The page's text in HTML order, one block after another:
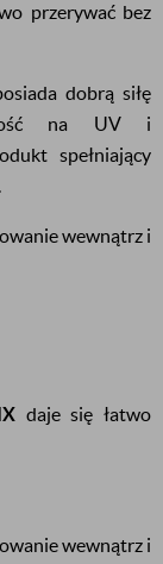
przerywać bez
dobrą siłę
na UV i
spełniający
wewnątrz i
daje się łatwo
wewnątrz i